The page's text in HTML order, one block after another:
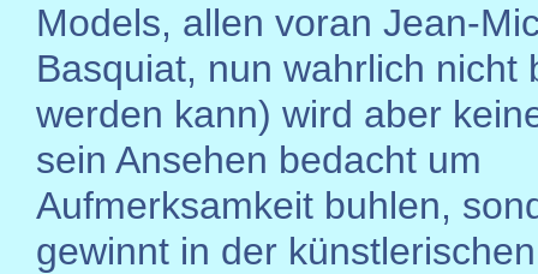
Models, allen voran Jean-
Basquiat, nun wahrlich nicht
werden kann) wird aber
sein Ansehen bedacht um
Aufmerksamkeit buhlen,
gewinnt in der künstlerischen